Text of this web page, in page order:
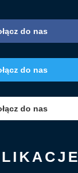
do nas
do nas
do nas